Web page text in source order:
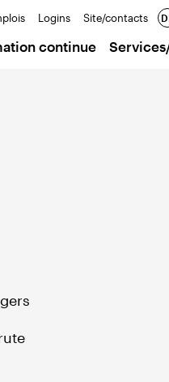
continue
Logins Site/contacts